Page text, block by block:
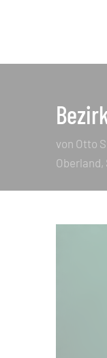
von Otto
Oberland